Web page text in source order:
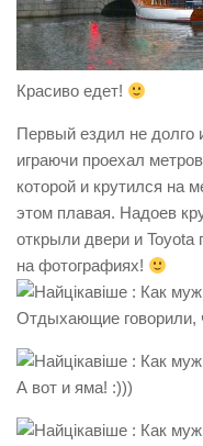
Красиво едет!
Первый ездил не долго
играючи проехал
которой и крутился на
этом плавая. Надоев
открыли двери и Toyota
на фотографиях!
Отдыхающие говорили,
А вот и яма! :)))